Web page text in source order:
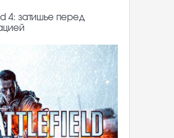
4: затишье перед